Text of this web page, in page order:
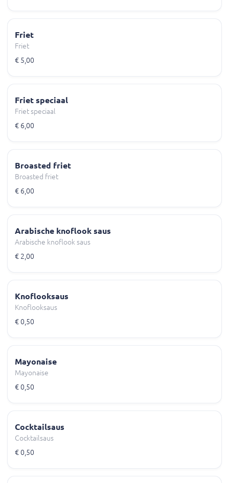
Friet
Friet
€ 5,00
Friet speciaal
Friet speciaal
€ 6,00
Broasted friet
Broasted friet
€ 6,00
Arabische knoflook saus
Arabische knoflook saus
€ 2,00
Knoflooksaus
Knoflooksaus
€ 0,50
Mayonaise
Mayonaise
€ 0,50
Cocktailsaus
Cocktailsaus
€ 0,50